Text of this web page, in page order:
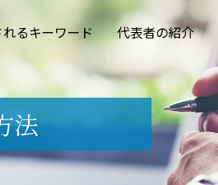
るキーワード 代表者の紹介
法